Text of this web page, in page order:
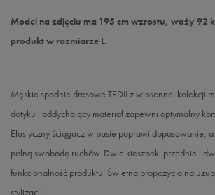
Model na zdjęciu ma 195 cm wzrostu, waży 92
produkt w rozmiarze L.
Męskie spodnie dresowe TEDII z wiosennej kolekcji
dotyku i oddychający materiał zapewni optymalny
Elastyczny ściągacz w pasie poprawi dopasowanie,
pełną swobodę ruchów. Dwie kieszonki przednie i
funkcjonalność produktu. Świetna propozycja na
stylizacji.